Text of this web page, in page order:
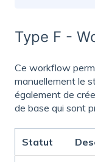
Type F -
Ce workflow
manuellement le
également de
de base qui sont
Statut